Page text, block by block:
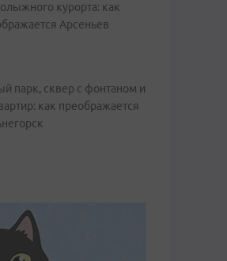
курорта: как
Арсеньев
парк, сквер с фонтаном и
как преображается